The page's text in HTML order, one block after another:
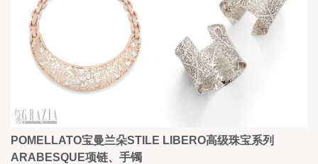
POMELLATO宝曼兰朵STILE LIBERO高级珠宝系列
ARABESQUE项链、手镯